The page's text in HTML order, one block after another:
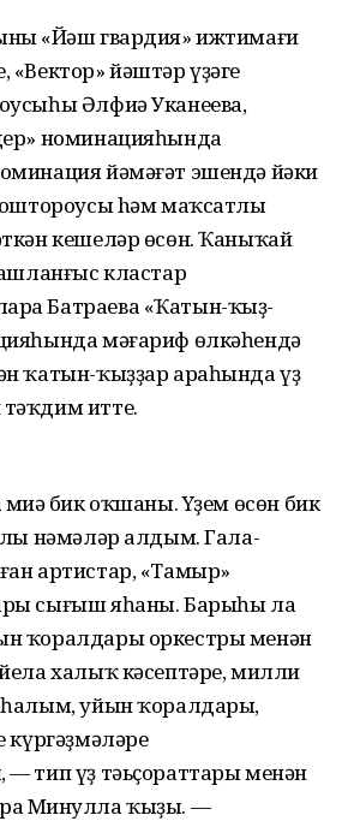
«Йәш гвардия» ижтимағи
йәштәр үҙәге
Әлфиә Уканеева,
номинацияһында
йәмәғәт эшендә йәки
hәм маҡсатлы
кешеләр өсөн. Ҡаныҡай
кластар
Батраева «Ҡатын-ҡыҙ-
мәғариф өлкәһендә
ҡатын-ҡыҙҙар араһында үҙ
итте.
бик оҡшаны. Yҙем өсөн бик
нәмәләр алдым. Гала-
артистар, «Тамыр»
сығыш яһаны. Барыһы ла
ҡоралдары оркестры менән
халыҡ кәсептәре, милли
уйын ҡоралдары,
күргәҙмәләре
тип үҙ тәьҫораттары менән
Миңнулла ҡыҙы. —